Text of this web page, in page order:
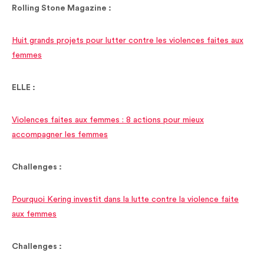
Rolling Stone Magazine :
Huit grands projets pour lutter contre les violences faites aux
femmes
ELLE :
Violences faites aux femmes : 8 actions pour mieux
accompagner les femmes
Challenges :
Pourquoi Kering investit dans la lutte contre la violence faite
aux femmes
Challenges :